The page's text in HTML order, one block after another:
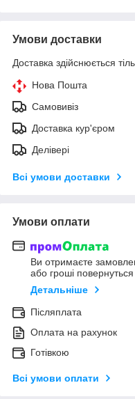
Умови доставки
Доставка здійснюється
Нова Пошта
Самовивіз
Доставка кур'єром
Делівері
Всі умови доставки
Умови оплати
Ви отримаєте
або гроші
Детальніше
Післяплата
Оплата на рахунок
Готівкою
Всі умови оплати